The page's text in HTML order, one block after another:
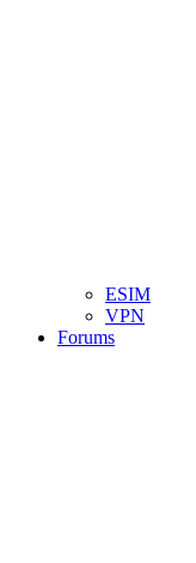
ESIM
VPN
Forums